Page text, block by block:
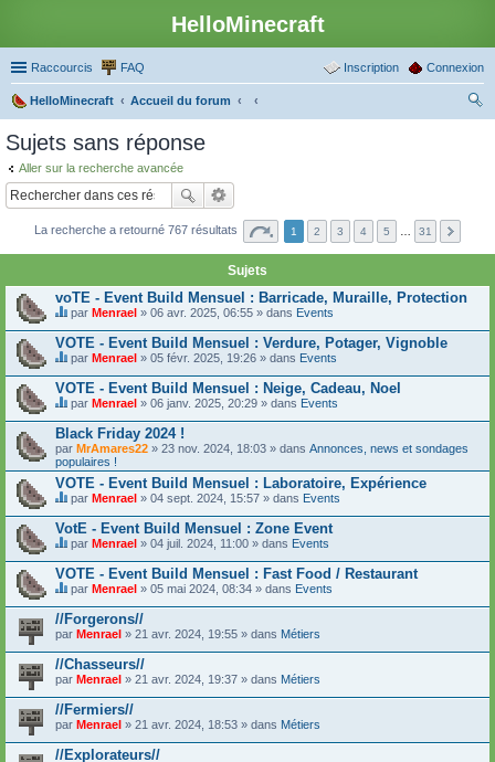
HelloMinecraft
Raccourcis FAQ Connexion
Inscription
HelloMinecraft
Accueil du forum
Sujets sans réponse
Aller sur la recherche avancée
La recherche a retourné 767 résultats 1 2 3 4 5 31
Sujets
voTE - Event Build Mensuel : Barricade, Muraille, Protection
C
e
s
u
j
e
o
n
t
i
e
n
u
n
s
o
n
d
g
.
par Menrael » 06 avr. 2025, 06:55 » dans Events
VOTE - Event Build Mensuel : Verdure, Potager, Vignoble
C
e
s
u
j
e
t
c
o
n
i
e
n
u
n
s
o
n
d
g
e
.
par Menrael » 05 févr. 2025, 19:26 » dans Events
VOTE - Event Build Mensuel : Neige, Cadeau, Noel
C
e
s
u
j
e
c
o
n
i
e
n
u
n
s
o
n
d
g
.
par Menrael » 06 janv. 2025, 20:29 » dans Events
Black Friday 2024 !
par MrAmares22 » 23 nov. 2024, 18:03 » dans Annonces, news et sondages
populaires !
VOTE - Event Build Mensuel : Laboratoire, Expérience
C
e
s
u
j
e
o
t
i
e
n
t
u
n
o
par Menrael » 04 sept. 2024, 15:57 » dans Events
VotE - Event Build Mensuel : Zone Event
C
e
s
u
j
e
t
o
n
t
i
e
n
t
u
par Menrael » 04 juil. 2024, 11:00 » dans Events
VOTE - Event Build Mensuel : Fast Food / Restaurant
C
e
s
u
j
e
t
o
t
i
e
par Menrael » 05 mai 2024, 08:34 » dans Events
//Forgerons//
par Menrael » 21 avr. 2024, 19:55 » dans Métiers
//Chasseurs//
par Menrael » 21 avr. 2024, 19:37 » dans Métiers
//Fermiers//
par Menrael » 21 avr. 2024, 18:53 » dans Métiers
//Explorateurs//